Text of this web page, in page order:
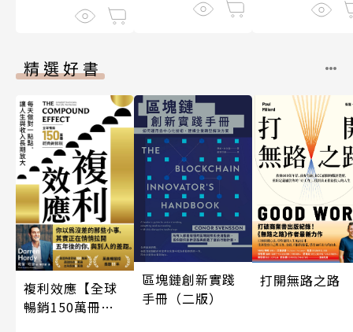
精選好書
複利效應【全球
暢銷150萬冊・
區塊鏈創新實踐
手冊（二版）
打開無路之路